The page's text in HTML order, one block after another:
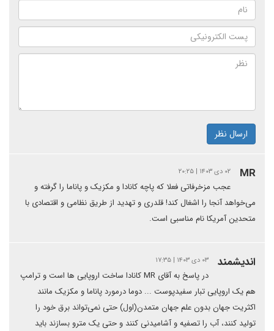
ارسال نظر
MR ۰۲ دی ۱۴۰۳ | ۲۰:۲۵
عجب مزخرفاتی فعلا که پاچه کانادا و مکزیک و پاناما را گرفته و
می‌خواهد آنجا را اشغال کند! قلدری و تهدید از طریق نظامی و اقتصادی با
متحدین آمریکا نام مناسبی است.
اندیشمند ۰۳ دی ۱۴۰۳ | ۱۷:۳۵
در پاسخ به آقای MR کانادا ساخت اروپایی ها است و ترامپ
هم یک اروپایی تبار سفیدپوست ... دوما درمورد پاناما و مکزیک مانند
اکثریت جهان بدون علم جهان متمدن(اول) حتی نمی‌تواند برق خود را
تولید کنند، آب را تصفیه و آشامیدنی کنند و حتی یک مترو بسازند باید